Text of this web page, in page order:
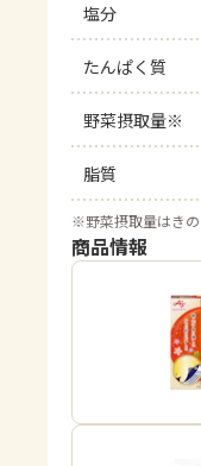
塩分
たんぱく質
野菜摂取量※
脂質
※野菜摂取量はき
商品情報